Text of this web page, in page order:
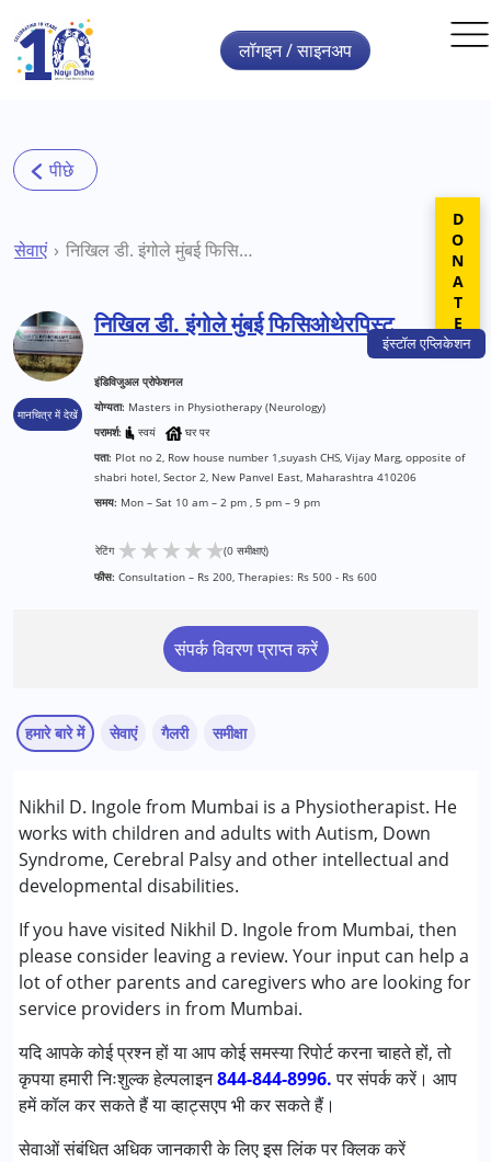
Skip to main content
इंस्टॉलएप्लिकेशन
लॉगइन / साइनअप
सेवाएं निखिल डी. इंगोले मुंबई फिसिओथेरपिस्ट
मानचित्र में देखें
निखिल डी. इंगोले मुंबई फिसिओथेरपिस्ट
इंडिविजुअल प्रोफेशनल
योग्यता: Masters in Physiotherapy (Neurology)
परामर्श:
स्वयं
घर पर
पता: Plot no 2, Row house number 1,suyash CHS, Vijay Marg, opposite of
shabri hotel, Sector 2, New Panvel East, Maharashtra 410206
समय: Mon – Sat 10 am – 2 pm , 5 pm – 9 pm
रेटिंग ★★★★★(0 समीक्षाएं)
फीस: Consultation – Rs 200, Therapies: Rs 500 - Rs 600
संपर्क विवरण प्राप्त करें
हमारे बारे में
Nikhil D. Ingole from Mumbai is a Physiotherapist. He
works with children and adults with Autism, Down
Syndrome, Cerebral Palsy and other intellectual and
developmental disabilities.
If you have visited Nikhil D. Ingole from Mumbai, then
please consider leaving a review. Your input can help a
lot of other parents and caregivers who are looking for
service providers in from Mumbai.
यदि आपके कोई प्रश्न हों या आप कोई समस्या रिपोर्ट करना चाहते हों, तो
कृपया हमारी निःशुल्क हेल्पलाइन844-844-8996.पर संपर्क करें। आप
हमें कॉल कर सकते हैं या व्हाट्सएप भी कर सकते हैं।
सेवाओं संबंधित अधिक जानकारी के लिए इस लिंक पर क्लिक करें
सेवाएं
फिजियोथेरेपी
निम्नलिखित विकलांगता संबंधित सेवाएं उपलब्ध :
ऑटिज्म स्पेक्ट्रम डिसऑर्डर (ए एस डी )
सेरब्रल पाल्सी (सी पी )
डाउन सिंड्रोम (डी एस )
आयु वर्ग : 0 - 5 years ,6 - 12 years ,13 - 17 years ,above 18
गैलरी समीक्षा
DONATE